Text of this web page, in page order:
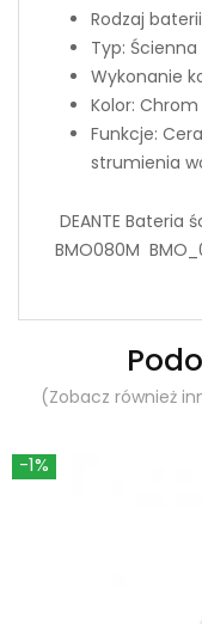
Rodzaj
Typ: Ścienna
Wykonanie
Kolor: Chrom
Funkcje:
strumienia
DEANTE Bateria
BMO080M
(Zobacz również
-1%